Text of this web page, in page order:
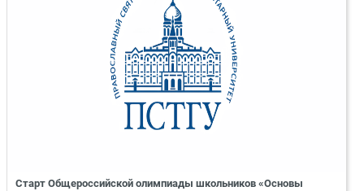
Старт Общероссийской олимпиады школьников «Основы